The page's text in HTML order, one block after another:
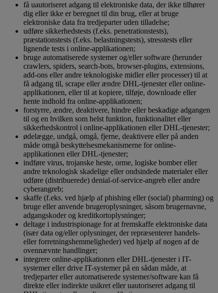
få uautoriseret adgang til elektroniske data, der ikke tilhører
dig eller ikke er beregnet til din brug, eller at bruge
elektroniske data fra tredjeparter uden tilladelse;
udføre sikkerhedstests (f.eks. penetrationstests),
præstationstests (f.eks. belastningstests), stresstests eller
lignende tests i online-applikationen;
bruge automatiserede systemer og/eller software (herunder
crawlers, spiders, search-bots, browser-plugins, extensions,
add-ons eller andre teknologiske midler eller processer) til at
få adgang til, scrape eller ændre DHL-tjenester eller online-
applikationen, eller til at kopiere, tilføje, downloade eller
hente indhold fra online-applikationen;
forstyrre, ændre, deaktivere, hindre eller beskadige adgangen
til og en hvilken som helst funktion, funktionalitet eller
sikkerhedskontrol i online-applikationen eller DHL-tjenester;
ødelægge, undgå, omgå, fjerne, deaktivere eller på anden
måde omgå beskyttelsesmekanismerne for online-
applikationen eller DHL-tjenester;
indføre virus, trojanske heste, orme, logiske bomber eller
andre teknologisk skadelige eller ondsindede materialer eller
udføre (distribuerede) denial-of-service-angreb eller andre
cyberangreb;
skaffe (f.eks. ved hjælp af phishing eller (social) pharming) og
bruge eller anvende brugeroplysninger, såsom brugernavne,
adgangskoder og kreditkortoplysninger;
deltage i industrispionage for at fremskaffe elektroniske data
(især data og/eller oplysninger, der repræsenterer handels-
eller forretningshemmeligheder) ved hjælp af nogen af de
ovennævnte handlinger;
integrere online-applikationen eller DHL-tjenester i IT-
systemer eller drive IT-systemer på en sådan måde, at
tredjeparter eller automatiserede systemer/software kan få
direkte eller indirekte usikret eller uautoriseret adgang til